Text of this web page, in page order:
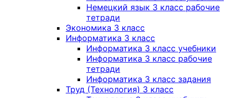
Немецкий язык 3 класс рабочие
тетради
Экономика 3 класс
Информатика 3 класс
Информатика 3 класс учебники
Информатика 3 класс рабочие
тетради
Информатика 3 класс задания
Труд (Технология) 3 класс